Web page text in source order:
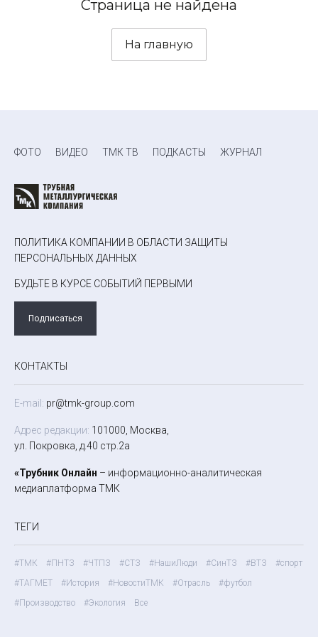
Страница не найдена
На главную
ФОТО ВИДЕО ТМК ТВ ПОДКАСТЫ ЖУРНАЛ
ПОЛИТИКА КОМПАНИИ В ОБЛАСТИ ЗАЩИТЫ
ПЕРСОНАЛЬНЫХ ДАННЫХ
БУДЬТЕ В КУРСЕ СОБЫТИЙ ПЕРВЫМИ
Подписаться
КОНТАКТЫ
E-mail: pr@tmk-group.com
Адрес редакции: 101000, Москва,
ул. Покровка, д.40 стр.2а
«Трубник Онлайн – информационно-аналитическая
медиаплатформа ТМК
ТЕГИ
#ТМК #ПНТЗ #ЧТПЗ #СТЗ #НашиЛюди #СинТЗ #ВТЗ
#спорт
#ТАГМЕТ
#История #НовостиТМК #Отрасль
#футбол
#Производство
#Экология Все